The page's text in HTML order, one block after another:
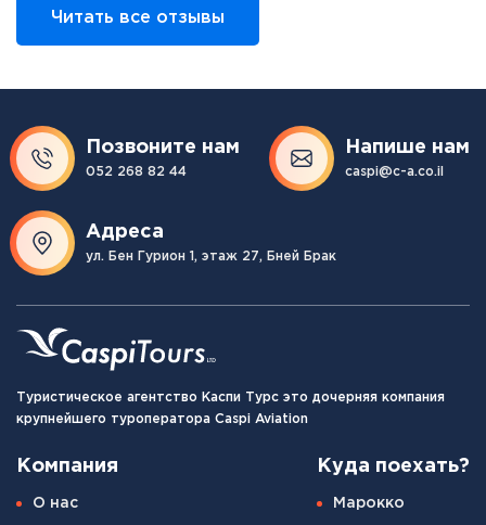
Читать все отзывы
Позвоните нам
052 268 82 44
Напише нам
caspi@c-a.co.il
Адреса
ул. Бен Гурион 1, этаж 27, Бней Брак
Туристическое агентство Каспи Турс это дочерняя компания
крупнейшего туроператора Caspi Aviation
Компания
О нас
Куда поехать?
Марокко